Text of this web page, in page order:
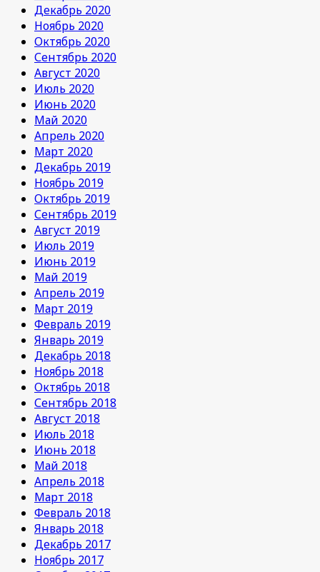
Декабрь 2020
Ноябрь 2020
Октябрь 2020
Сентябрь 2020
Август 2020
Июль 2020
Июнь 2020
Май 2020
Апрель 2020
Март 2020
Декабрь 2019
Ноябрь 2019
Октябрь 2019
Сентябрь 2019
Август 2019
Июль 2019
Июнь 2019
Май 2019
Апрель 2019
Март 2019
Февраль 2019
Январь 2019
Декабрь 2018
Ноябрь 2018
Октябрь 2018
Сентябрь 2018
Август 2018
Июль 2018
Июнь 2018
Май 2018
Апрель 2018
Март 2018
Февраль 2018
Январь 2018
Декабрь 2017
Ноябрь 2017